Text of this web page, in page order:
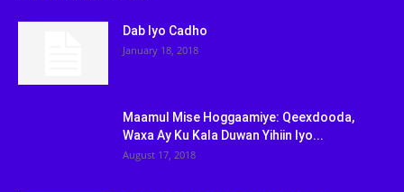
Dab Iyo Cadho
January 18, 2018
Maamul Mise Hoggaamiye: Qeexdooda,
Waxa Ay Ku Kala Duwan Yihiin Iyo...
August 17, 2018